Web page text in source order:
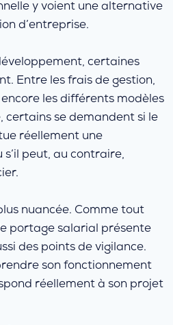
y voient une alternative
d’entreprise.
certaines
Entre les frais de gestion,
les différents modèles
certains se demandent si le
réellement une
peut, au contraire,
nuancée. Comme tout
portage salarial présente
des points de vigilance.
son fonctionnement
réellement à son projet